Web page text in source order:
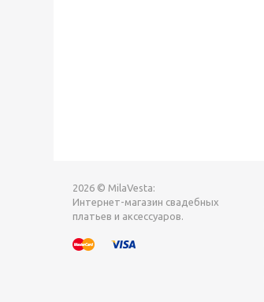
2026 © MilaVesta:
Интернет-магазин свадебных
платьев и аксессуаров.